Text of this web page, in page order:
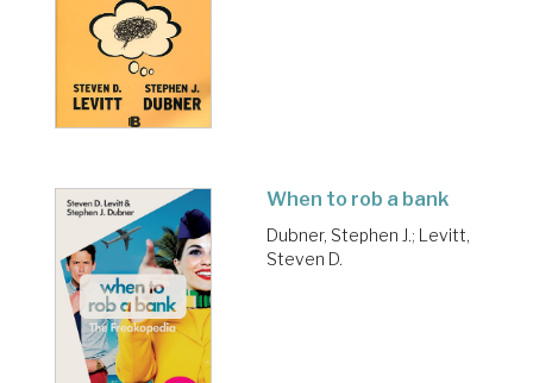
When to rob a bank
Dubner, Stephen J.; Levitt,
Steven D.